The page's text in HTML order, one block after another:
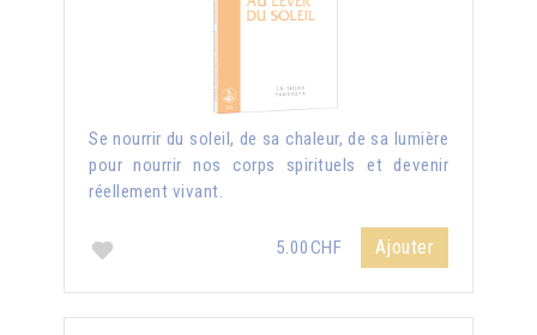
Se nourrir du soleil, de sa chaleur, de sa lumière
pour nourrir nos corps spirituels et devenir
réellement vivant.
5.00CHF Ajouter